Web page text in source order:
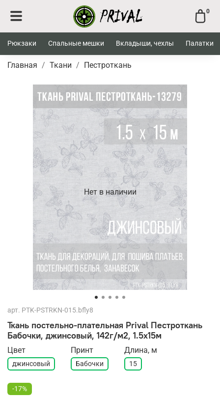
0
Рюкзаки Спальные мешки Вкладыши, чехлы Палатки
Главная Ткани Пестроткань
Нет в наличии
арт. PTK-PSTRKN-015.bfly8
Ткань постельно-плательная Prival Пестроткань
Бабочки, джинсовый, 142г/м2, 1.5х15м
Цвет
джинсовый
Принт
Бабочки
Длина, м
15
-17%